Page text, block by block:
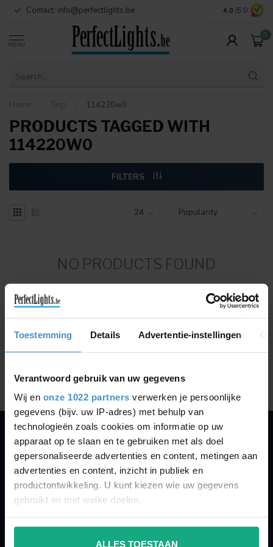
Toestemming Details Advertentie-instellingen
Verantwoord gebruik van uw gegevens
Wij en onze 1022 partners verwerken je persoonlijke
gegevens (bijv. uw IP-adres) met behulp van
technologieën zoals cookies om informatie op uw
apparaat op te slaan en te gebruiken met als doel
gepersonaliseerde advertenties en content, metingen aan
advertenties en content, inzicht in publiek en
productontwikkeling. U kunt kiezen wie uw gegevens
gebruikt en met welke doelen.
Als u het toestaat, willen we ook graag:
ALLES TOESTAAN
Contact: info@perfectlights.be 4.0 /5.0
MENU
0
Home Tags 114220w0
PRODUCTS TAGGED WITH
114220W0
FILTERS
NO PRODUCTS FOUND
Showing1-0of 0
PERFECTLIGHTS
Gegevens:
Kruisbeeldsraat 72
9220 Hamme